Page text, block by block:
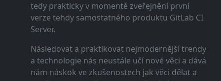
tedy prakticky v momentě zveřejnění první
verze tehdy samostatného produktu GitLab CI
Server.
Následovat a praktikovat nejmodernější trendy
a technologie nás neustále učí nové věci a dává
nám náskok ve zkušenostech jak věci dělat a